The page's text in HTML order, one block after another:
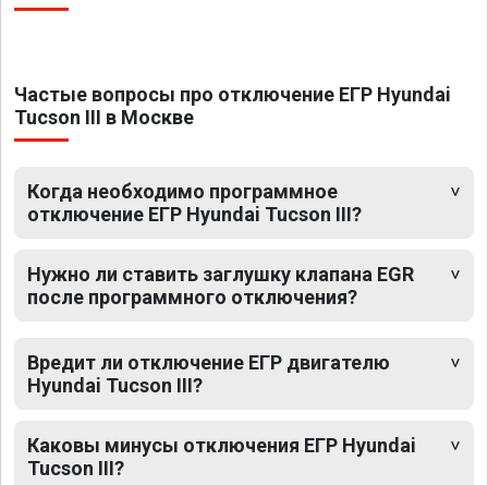
Частые вопросы про отключение ЕГР Hyundai
Tucson III в Москве
Когда необходимо программное
отключение ЕГР Hyundai Tucson III?
Нужно ли ставить заглушку клапана EGR
после программного отключения?
Вредит ли отключение ЕГР двигателю
Hyundai Tucson III?
Каковы минусы отключения ЕГР Hyundai
Tucson III?